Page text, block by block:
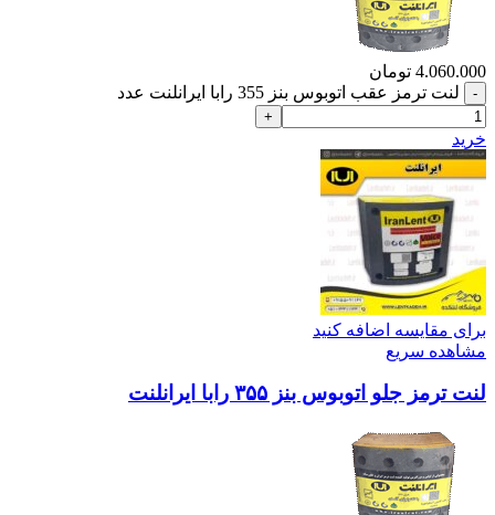
4.060.000 تومان
لنت ترمز عقب اتوبوس بنز 355 رابا ایرانلنت عدد
خرید
برای مقایسه اضافه کنید
مشاهده سریع
لنت ترمز جلو اتوبوس بنز ۳۵۵ رابا ایرانلنت